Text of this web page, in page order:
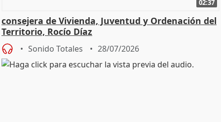
02:37
consejera de Vivienda, Juventud y Ordenación del
Territorio, Rocío Díaz
Sonido Totales 28/07/2026